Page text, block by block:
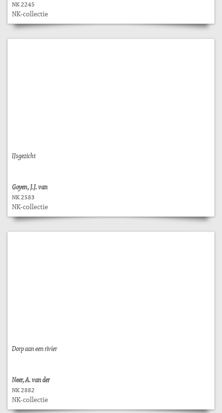
NK 2245
NK-collectie
IJsgezicht
Goyen, J.J. van
NK 2583
NK-collectie
Dorp aan een rivier
Neer, A. van der
NK 2882
NK-collectie